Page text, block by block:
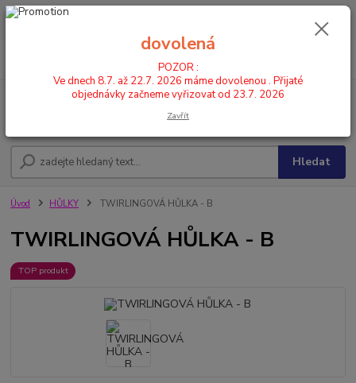
POZOR : Ve dnech 8.7. až 22.7. 2026 máme dovolenou . Přijaté
Hledat
Úvod HŮLKY TWIRLINGOVÁ HŮLKA - B
TWIRLINGOVÁ HŮLKA - B
TOP produkt
dovolená
POZOR :
Ve dnech 8.7. až 22.7. 2026 máme dovolenou . Přijaté
objednávky začneme vyřizovat od 23.7. 2026
Zavřít